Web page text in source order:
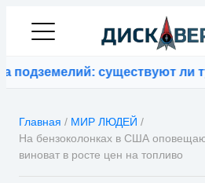
существуют ли
Главная / МИР ЛЮДЕЙ /
На бензоколонках в США
виноват в росте цен на топливо